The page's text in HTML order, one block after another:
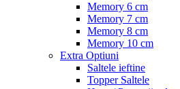
Memory 6 cm
Memory 7 cm
Memory 8 cm
Memory 10 cm
Extra Optiuni
Saltele ieftine
Topper Saltele